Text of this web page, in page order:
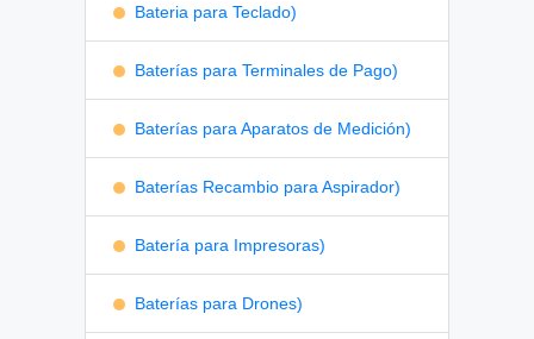
Bateria para Teclado)
Baterías para Terminales de Pago)
Baterías para Aparatos de Medición)
Baterías Recambio para Aspirador)
Batería para Impresoras)
Baterías para Drones)